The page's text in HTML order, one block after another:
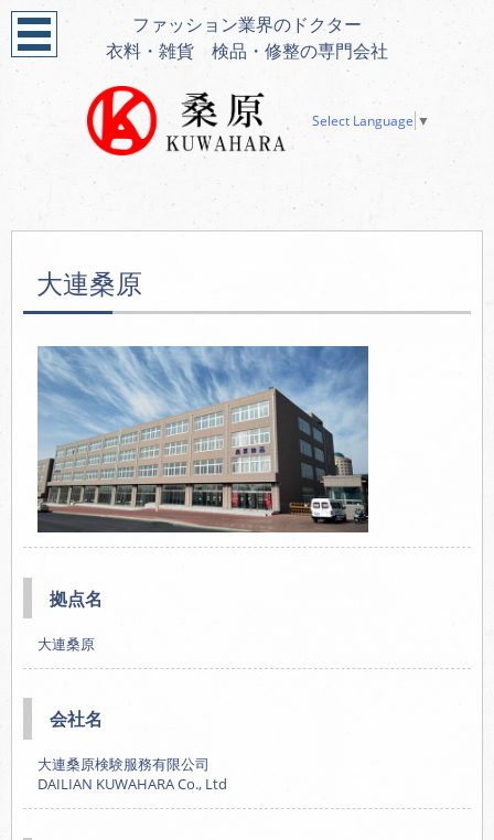
ファッション業界のドクター
衣料・雑貨 検品・修整の専門会社
Select Language ▼
大連桑原
拠点名
大連桑原
会社名
大連桑原検験服務有限公司
DAILIAN KUWAHARA Co., Ltd